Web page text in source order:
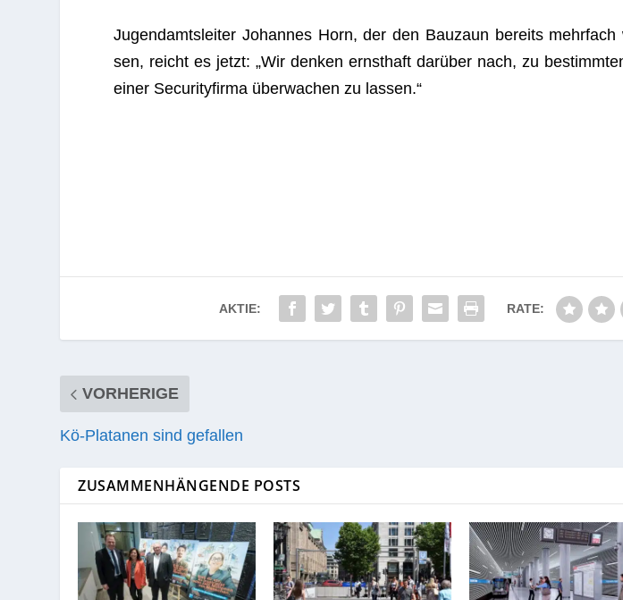
Jugend­amts­lei­ter Johan­nes Horn, der den Bau­zaun bereits
sen, reicht es jetzt: „Wir den­ken ernst­haft dar­über nach, zu
einer Secu­ri­ty­firma über­wa­chen zu lassen.“
AKTIE: RATE:
VORHERIGE
Kö-Platanen sind gefallen
ZUSAMMENHÄNGENDE POSTS